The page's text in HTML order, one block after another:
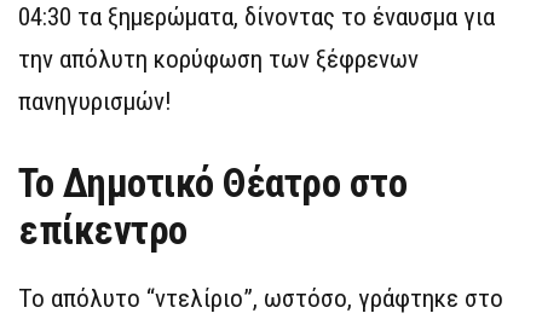
04:30 τα ξημερώματα, δίνοντας το έναυσμα για
την απόλυτη κορύφωση των ξέφρενων
πανηγυρισμών!
Το Δημοτικό Θέατρο στο
επίκεντρο
Το απόλυτο “ντελίριο”, ωστόσο, γράφτηκε στο